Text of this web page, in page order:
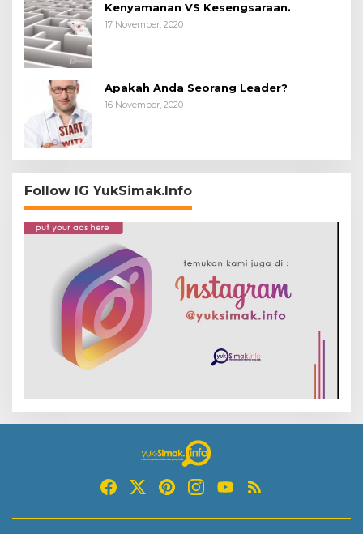
Kenyamanan VS Kesengsaraan.
17 November, 2020
Apakah Anda Seorang Leader?
16 November, 2020
Follow IG YukSimak.Info